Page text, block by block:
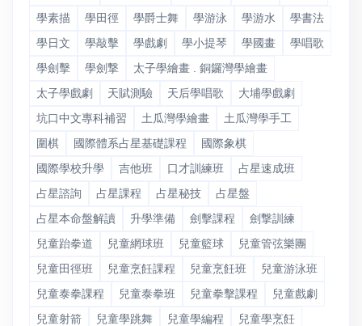
學素描
學田徑 學爵士舞 學游泳 學游水
學書法
學日文
學敲擊 學戲劇 學小提琴 學國畫
學唱歌
學劍擊
學劍撃
太子學繪畫 . 銅鑼灣學繪畫
太子學戲劇
天賦測驗 天后學唱歌
大埔學戲劇
坑口中文專科補習
土瓜灣學繪畫
土瓜灣學手工
圍棋
國際體系占星基礎課程
國際象棋
國際學校升學
吉他班 口才訓練班
占星速成班
占星諮詢
占星課程 占星秘技
占星盤
占星本命盤解讀
升學準備 劍擊課程
劍撃訓練
兒童跆拳道
兒童網球班 兒童籃球
兒童管弦樂團
兒童田徑班
兒童烹飪課程 兒童烹飪班
兒童游泳班
兒童泰拳課程
兒童泰拳班 兒童拳擊課程
兒童戲劇
兒童射箭
兒童學跳舞 兒童學編程
兒童學烹飪